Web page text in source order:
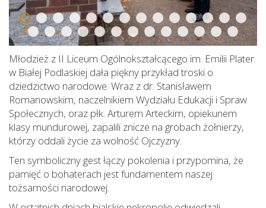
Młodzież z II Liceum Ogólnokształcącego im. Emilii Plater
w Białej Podlaskiej dała piękny przykład troski o
dziedzictwo narodowe. Wraz z dr. Stanisławem
Romanowskim, naczelnikiem Wydziału Edukacji i Spraw
Społecznych, oraz płk. Arturem Arteckim, opiekunem
klasy mundurowej, zapalili znicze na grobach żołnierzy,
którzy oddali życie za wolność Ojczyzny.
Ten symboliczny gest łączy pokolenia i przypomina, że
pamięć o bohaterach jest fundamentem naszej
tożsamości narodowej.